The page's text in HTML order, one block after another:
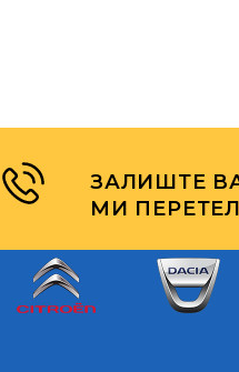
ЗАЛИШТЕ
МИ